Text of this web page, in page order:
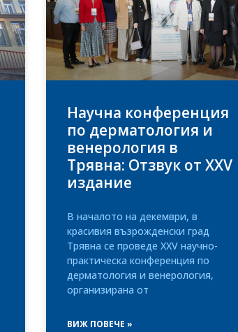
Научна конференция
по дерматология и
венерология в
Трявна: Отзвук от XXV
издание
В началото на декември, в
красивия възрожденски град
Трявна се проведе XXV научно-
практическа конференция по
дерматология и венерология,
организирана от
ВИЖ ПОВЕЧЕ »